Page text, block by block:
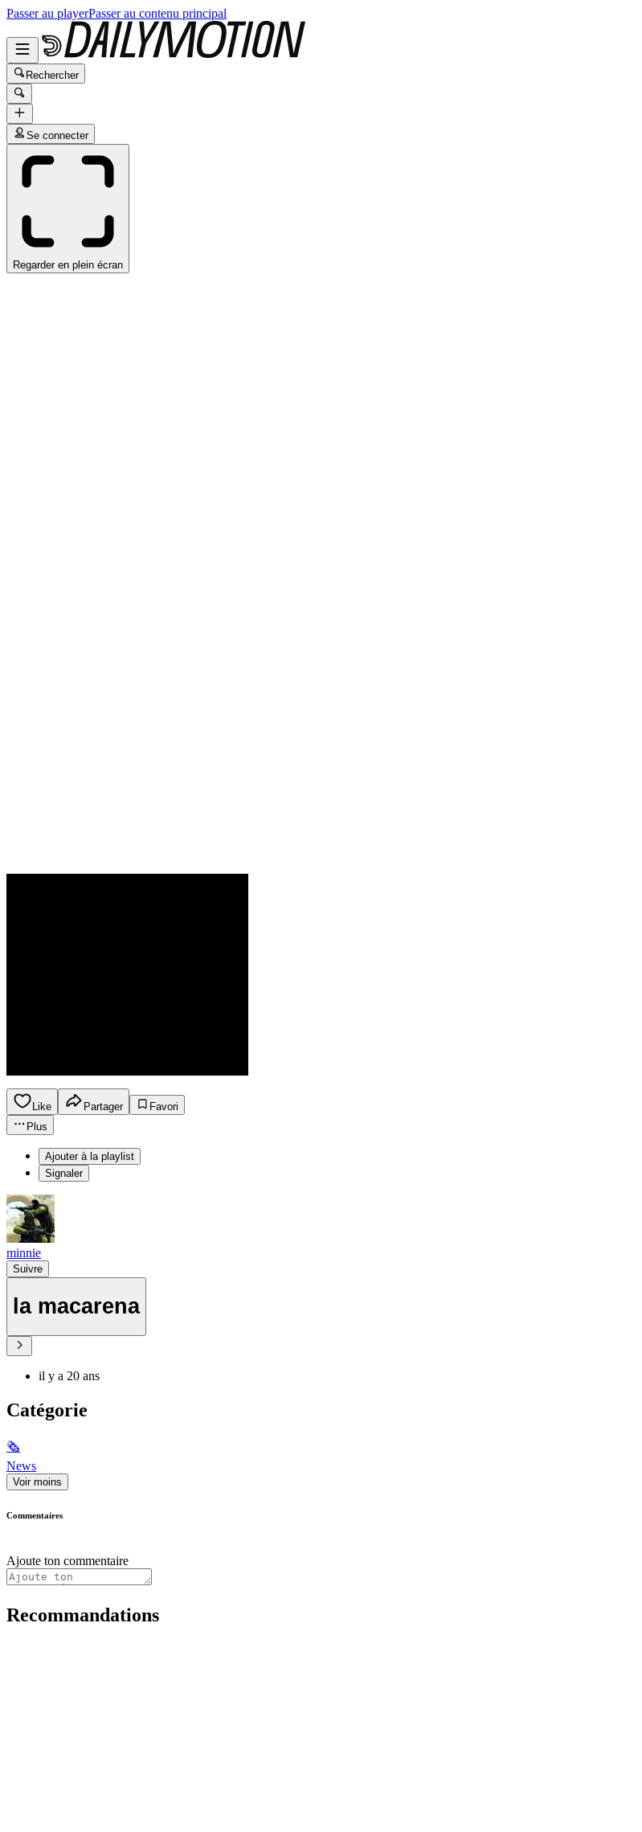
Passer au playerPasser au contenu principal
Rechercher
Se connecter
Regarder en plein écran
Like Partager
Favori
Plus
Ajouter à la playlist
Signaler
minnie
Suivre
la macarena
il y a 20 ans
Catégorie
🗞
News
Voir moins
Commentaires
Ajoute ton commentaire
Recommandations